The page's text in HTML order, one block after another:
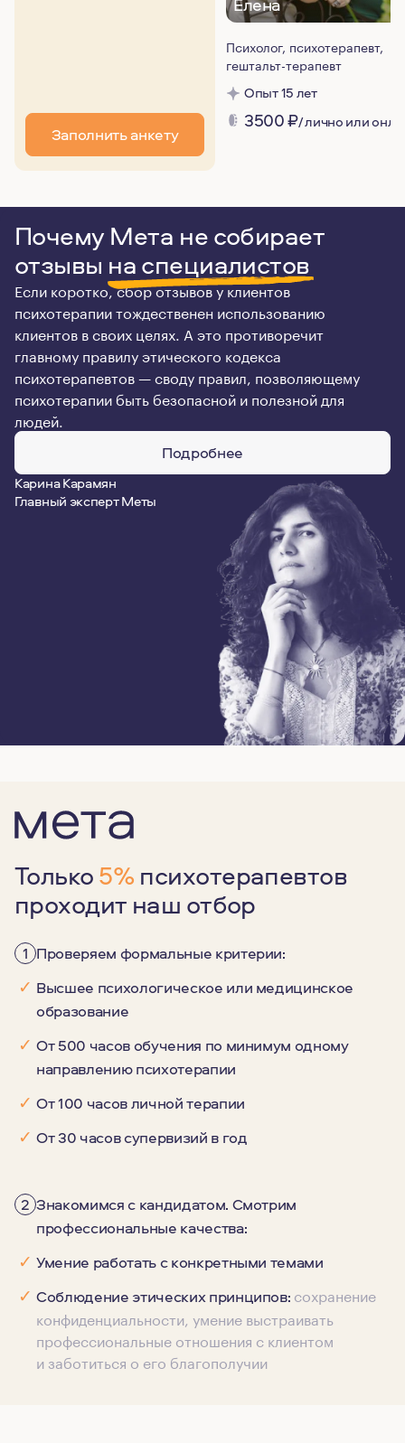
Заполнить анкету
Психолог, психотерапевт,
гештальт-терапевт
Опыт 15 лет
3500₽/ лично или
Почему Мета не собирает
отзывы на специалистов
Если коротко, сбор отзывов у клиентов
психотерапии тождественен использованию
клиентов в своих целях. А это противоречит
главному правилу этического кодекса
психотерапевтов — своду правил, позволяющему
психотерапии быть безопасной и полезной для
людей.
Подробнее
Карина Карамян
Главный эксперт Меты
Только5% психотерапевтов
проходит наш отбор
1 Проверяем формальные критерии:
✓ Высшее психологическое или медицинское
образование
✓ От 500 часов обучения по минимум одному
направлению психотерапии
✓ От 100 часов личной терапии
✓ От 30 часов супервизий в год
2 Знакомимся с кандидатом. Смотрим
профессиональные качества:
✓ Умение работать с конкретными темами
✓ Соблюдение этических принципов: сохранение
конфиденциальности, умение выстраивать
профессиональные отношения с клиентом
и заботиться о его благополучии